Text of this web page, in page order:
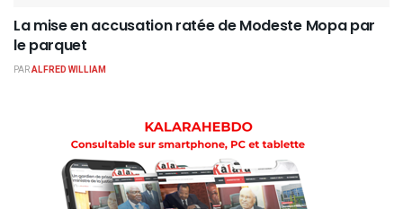
La mise en accusation ratée de Modeste Mopa par
le parquet
PARALFRED WILLIAM